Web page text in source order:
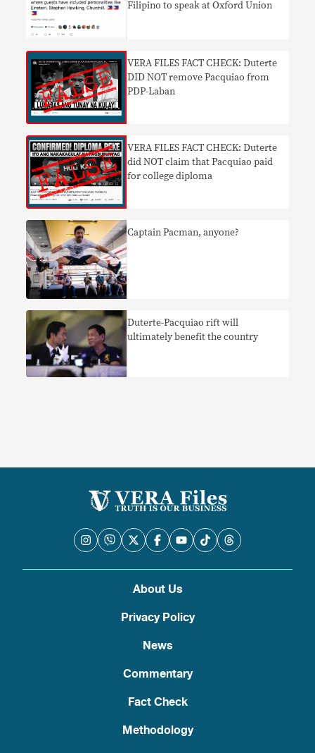
Filipino to speak at Oxford Union
VERA FILES FACT CHECK: Duterte
DID NOT remove Pacquiao from
PDP-Laban
VERA FILES FACT CHECK: Duterte
did NOT claim that Pacquiao paid
for college diploma
Captain Pacman, anyone?
Duterte-Pacquiao rift will
ultimately benefit the country
About Us
Privacy Policy
News
Commentary
Fact Check
Methodology